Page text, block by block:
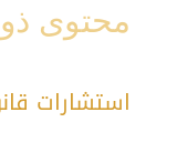
محتوى
استشارات